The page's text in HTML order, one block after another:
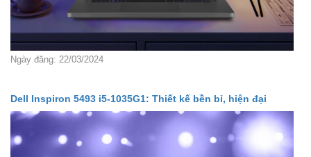
Ngày đăng: 22/03/2024
Dell Inspiron 5493 i5-1035G1: Thiết kế bền bỉ, hiện đại